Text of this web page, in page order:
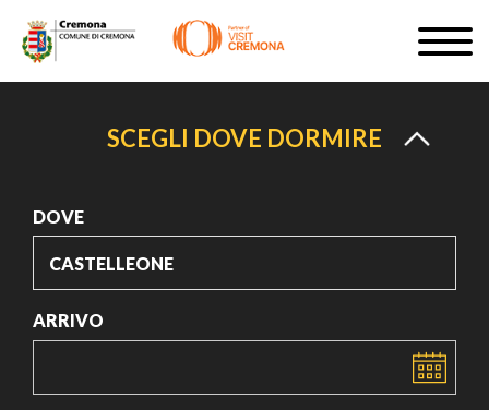
Salta
contenuto
ISCRIVITI
#turismocremona
SCEGLI DOVE DORMIRE
DOVE
ARRIVO